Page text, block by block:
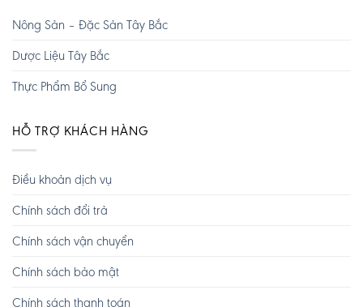
Nông Sản – Đặc Sản Tây Bắc
Dược Liệu Tây Bắc
Thực Phẩm Bổ Sung
HỖ TRỢ KHÁCH HÀNG
Điều khoản dịch vụ
Chính sách đổi trả
Chính sách vận chuyển
Chính sách bảo mật
Chính sách thanh toán